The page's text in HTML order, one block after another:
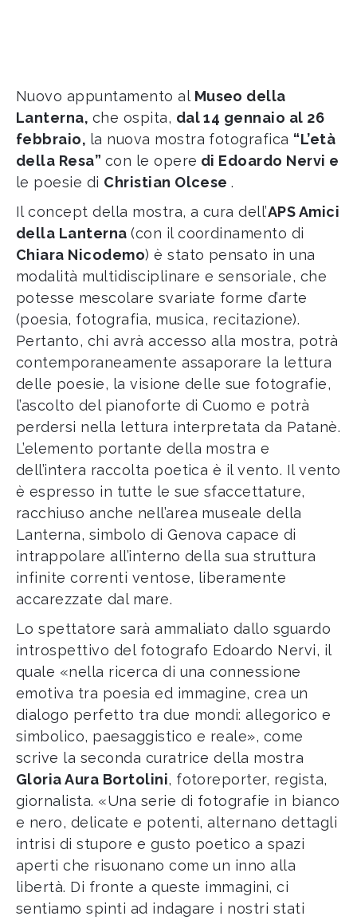
Nuovo appuntamento al Museo della
Lanterna, che ospita, dal 14 gennaio al 26
febbraio, la nuova mostra fotografica “L’età
della Resa” con le opere di Edoardo Nervi e
le poesie di Christian Olcese.
Il concept della mostra, a cura dell’APS Amici
della Lanterna(con il coordinamento di
Chiara Nicodemo) è stato pensato in una
modalità multidisciplinare e sensoriale, che
potesse mescolare svariate forme d’arte
(poesia, fotografia, musica, recitazione).
Pertanto, chi avrà accesso alla mostra, potrà
contemporaneamente assaporare la lettura
delle poesie, la visione delle sue fotografie,
l’ascolto del pianoforte di Cuomo e potrà
perdersi nella lettura interpretata da Patanè.
L’elemento portante della mostra e
dell’intera raccolta poetica è il vento. Il vento
è espresso in tutte le sue sfaccettature,
racchiuso anche nell’area museale della
Lanterna, simbolo di Genova capace di
intrappolare all’interno della sua struttura
infinite correnti ventose, liberamente
accarezzate dal mare.
Lo spettatore sarà ammaliato dallo sguardo
introspettivo del fotografo Edoardo Nervi, il
quale «nella ricerca di una connessione
emotiva tra poesia ed immagine, crea un
dialogo perfetto tra due mondi: allegorico e
simbolico, paesaggistico e reale», come
scrive la seconda curatrice della mostra
Gloria Aura Bortolini, fotoreporter, regista,
giornalista. «Una serie di fotografie in bianco
e nero, delicate e potenti, alternano dettagli
intrisi di stupore e gusto poetico a spazi
aperti che risuonano come un inno alla
libertà. Di fronte a queste immagini, ci
sentiamo spinti ad indagare i nostri stati